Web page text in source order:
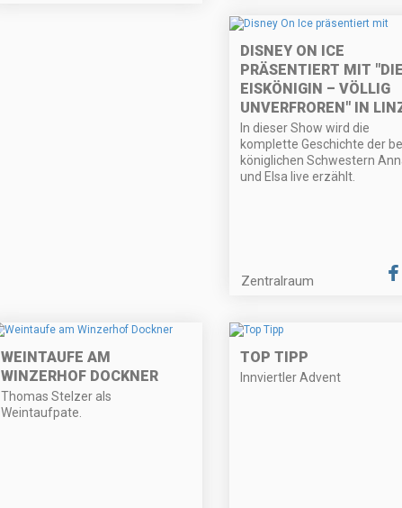
DISNEY ON ICE
PRÄSENTIERT MIT "DIE
EISKÖNIGIN – VÖLLIG
UNVERFROREN" IN
In dieser Show wird die
komplette Geschichte der
königlichen Schwestern
und Elsa live erzählt.
Zentralraum
WEINTAUFE AM
WINZERHOF DOCKNER
Thomas Stelzer als
Weintaufpate.
TOP TIPP
Innviertler Advent